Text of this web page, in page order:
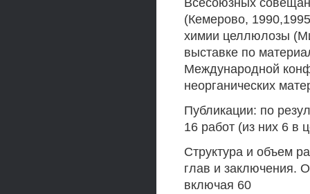
Всесоюзных
(Кемерово,
химии целлюлозы
выставке по
Международной
неорганических
Публикации: по
16 работ (из них 6 в
Структура и объем
глав и заключения.
включая 60